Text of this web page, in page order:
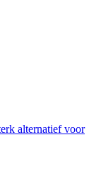
alternatief voor